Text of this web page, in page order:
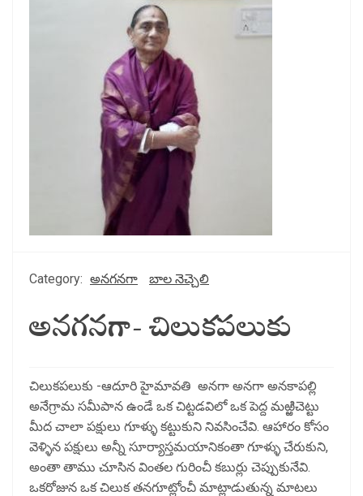
Category: అనగనగా బాల నెచ్చెలి
అనగనగా- చిలుకపలుకు
చిలుకపలుకు -ఆదూరి హైమావతి అనగా అనగా అనకాపల్లి
అనేగ్రామ సమీపాన ఉండే ఒక చిట్టడవిలో ఒక పెద్ద మఱ్ఱిచెట్టు
మీద చాలా పక్షులు గూళ్ళు కట్టుకుని నివసించేవి. ఆహారం కోసం
వెళ్ళిన పక్షులు అన్నీ సూర్యాస్తమయానికంతా గూళ్ళు చేరుకుని,
అంతా తాము చూసిన వింతల గురించీ కబుర్లు చెప్పుకునేవి.
ఒకరోజున ఒక చిలుక తనగూట్లోంచీ మాట్లాడుతున్న మాటలు